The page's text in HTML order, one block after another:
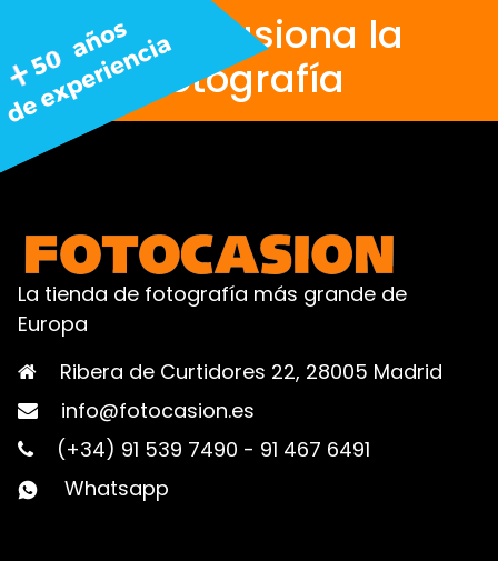
Nos apasiona la
fotografía
La tienda de fotografía más grande de
Europa
Ribera de Curtidores 22, 28005 Madrid
info@fotocasion.es
(+34) 91 539 7490 - 91 467 6491
Whatsapp